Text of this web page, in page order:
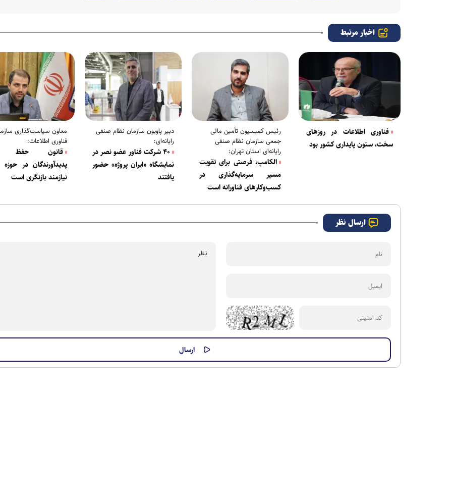
اخبار مرتبط
فناوری اطلاعات در روزهای
سخت، ستون پایداری کشور بود
رئیس کمیسیون تأمین مالی
جمعی سازمان نظام صنفی
رایانه‌ای استان تهران:
الکامپ، فرصتی برای تقویت
مسیر سرمایه‌گذاری در
کسب‌وکارهای فناورانه است
دبیر پاویون سازمان نظام صنفی
رایانه‌ای:
۴۰ شرکت فناور عضو نصر در
نمایشگاه «ایران پروژه» حضور
یافتند
معاون سیاست‌گذاری
فناوری اطلاعات:
قانون حفظ
پدیدآورندگان در حوزه
نیازمند بازنگری است
ارسال نظر